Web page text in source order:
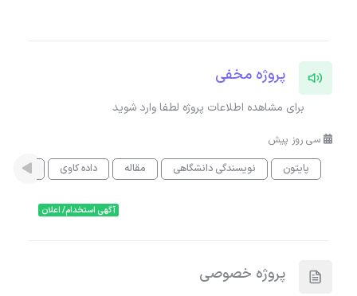
پروژه مخفی
برای مشاهده اطلاعات پروژه لطفا وارد شوید
سی روز پیش
پایتون
نویسندگی دانشگاهی مقاله داده کاوی
آگهی استخدام/ اعلان
پروژه خصوصی